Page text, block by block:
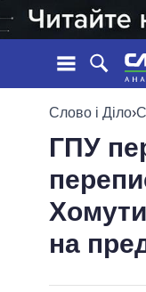
СТРІЧКА
ПОДІЇ
СТАТТІ
ДУМКИ
ОГЛЯДИ
УСІ
ПРЕЗИДЕНТ
ВЕРХОВНА
Слово і Діло›
ГПУ
на